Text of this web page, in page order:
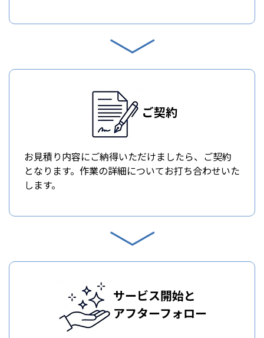
ご契約
お見積り内容にご納得いただけましたら、ご契約
となります。作業の詳細についてお打ち合わせいた
します。
サービス開始と
アフターフォロー